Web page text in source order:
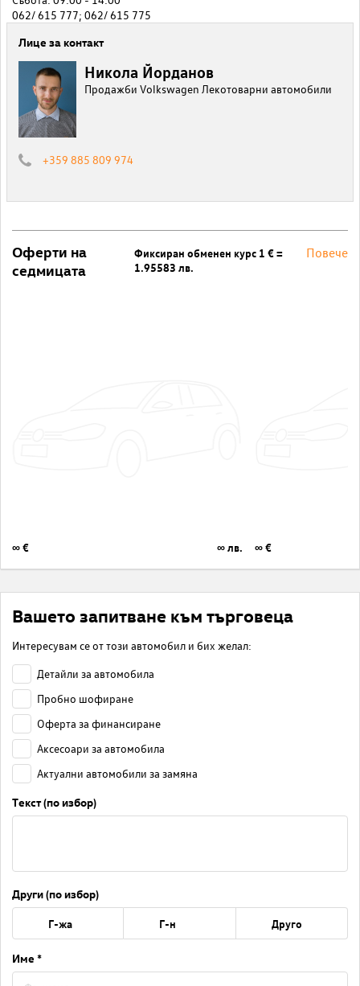
062/ 615 777; 062/ 615 775
Лице за контакт
Никола Йорданов
Продажби Volkswagen Лекотоварни автомобили
+359 885 809 974
Оферти на
седмицата
Фиксиран обменен курс 1 € =
1.95583 лв.
Повече
∞ € ∞ лв. ∞ €
Вашето запитване към търговеца
Интересувам се от този автомобил и бих желал:
Детайли за автомобила
Пробно шофиране
Оферта за финансиране
Аксесоари за автомобила
Актуални автомобили за замяна
Текст (по избор)
Други (по избор)
Г-жа Г-н Друго
Име *